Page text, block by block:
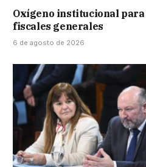
Oxígeno institucional
fiscales generales
6 de agosto de 2026